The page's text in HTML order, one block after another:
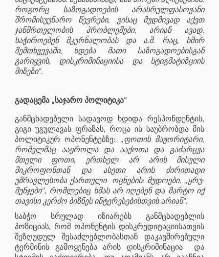
როგორც საზოგადოების არასრულფასოვანი
შრომისუუნარო წევრები, ვისაც მუდმივად აქვთ
ჯანმრთელობის პრობლემები, არიან ავად,
საჭიროებენ მკურნალობას და ა.შ. რაც, ხშირ
შემთხვევაში, ხდება მათი საზოგადოებისგან
გარიყვის, დისკრიმინაციისა და სტიგმატიზციის
მიზეზი“.
გადაცემა „საჯარო პოლიტიკა“
განმცხადებელი სადავოდ ხდიდა რესპონდენტის,
გიგი უგულავას ფრაზას, როცა ის საუბრობდა მის
პოლიტიკურ ოპონენტებზე: „ფოთის მაჟორიტარი,
რომელმაც ააყროლა და ააქოთა და გაძარცვა
მთელი ფოთი, ერთხელ არ არის მისული
მიკროფონთან და ასეთი არის ძირითადი
უმრავლესობა ქართული ოცნების: მუდოები, „ყრუ-
მუნჯები“, რომლებიც ხმას არ იღებენ და მარტო იქ
თავისი კერძო ბიზნეს ინტერესებისთვის არიან“.
საბჭო სრულად იზიარებს განმცხადებლის
პოზიციას, რომ ოპონენტის დისკრედიტაციისათვის
შეზღუდულ შესაძლებლობასთან დაკავშირებული
ტერმინის გამოყენება არის დისკრიმინაცია და